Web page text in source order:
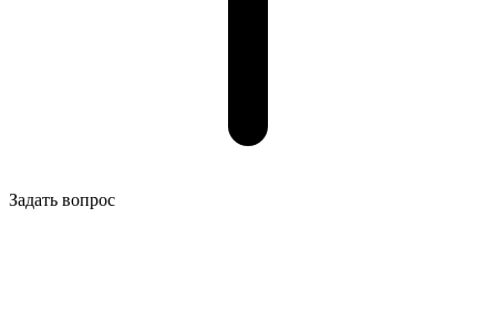
Задать вопрос